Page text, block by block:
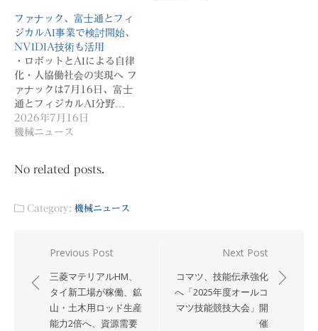
ファナック、富士通とフィ
ジカルAI事業で検討開始、
NVIDIA技術も活用
・ロボットとAIによる自律
化・人協働社会の実現へ フ
ァナックは7月16日、富士
通とフィジカルAI分野…
2026年7月16日
機械ニュース
No related posts.
Category: 機械ニュース
稿
ナ
Previous Post
三菱マテリアルHM、
タイ新工場が稼働、鉱
山・土木用ロッド生産
能力2倍へ、資源需要
Next Post
コマツ、技能伝承強化
へ「2025年度オールコ
マツ技能競技大会」開
催